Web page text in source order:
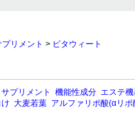
プリメント > ビタウィート
サプリメント 機能性成分 エステ
大麦若葉 アルファリポ酸(αリポ